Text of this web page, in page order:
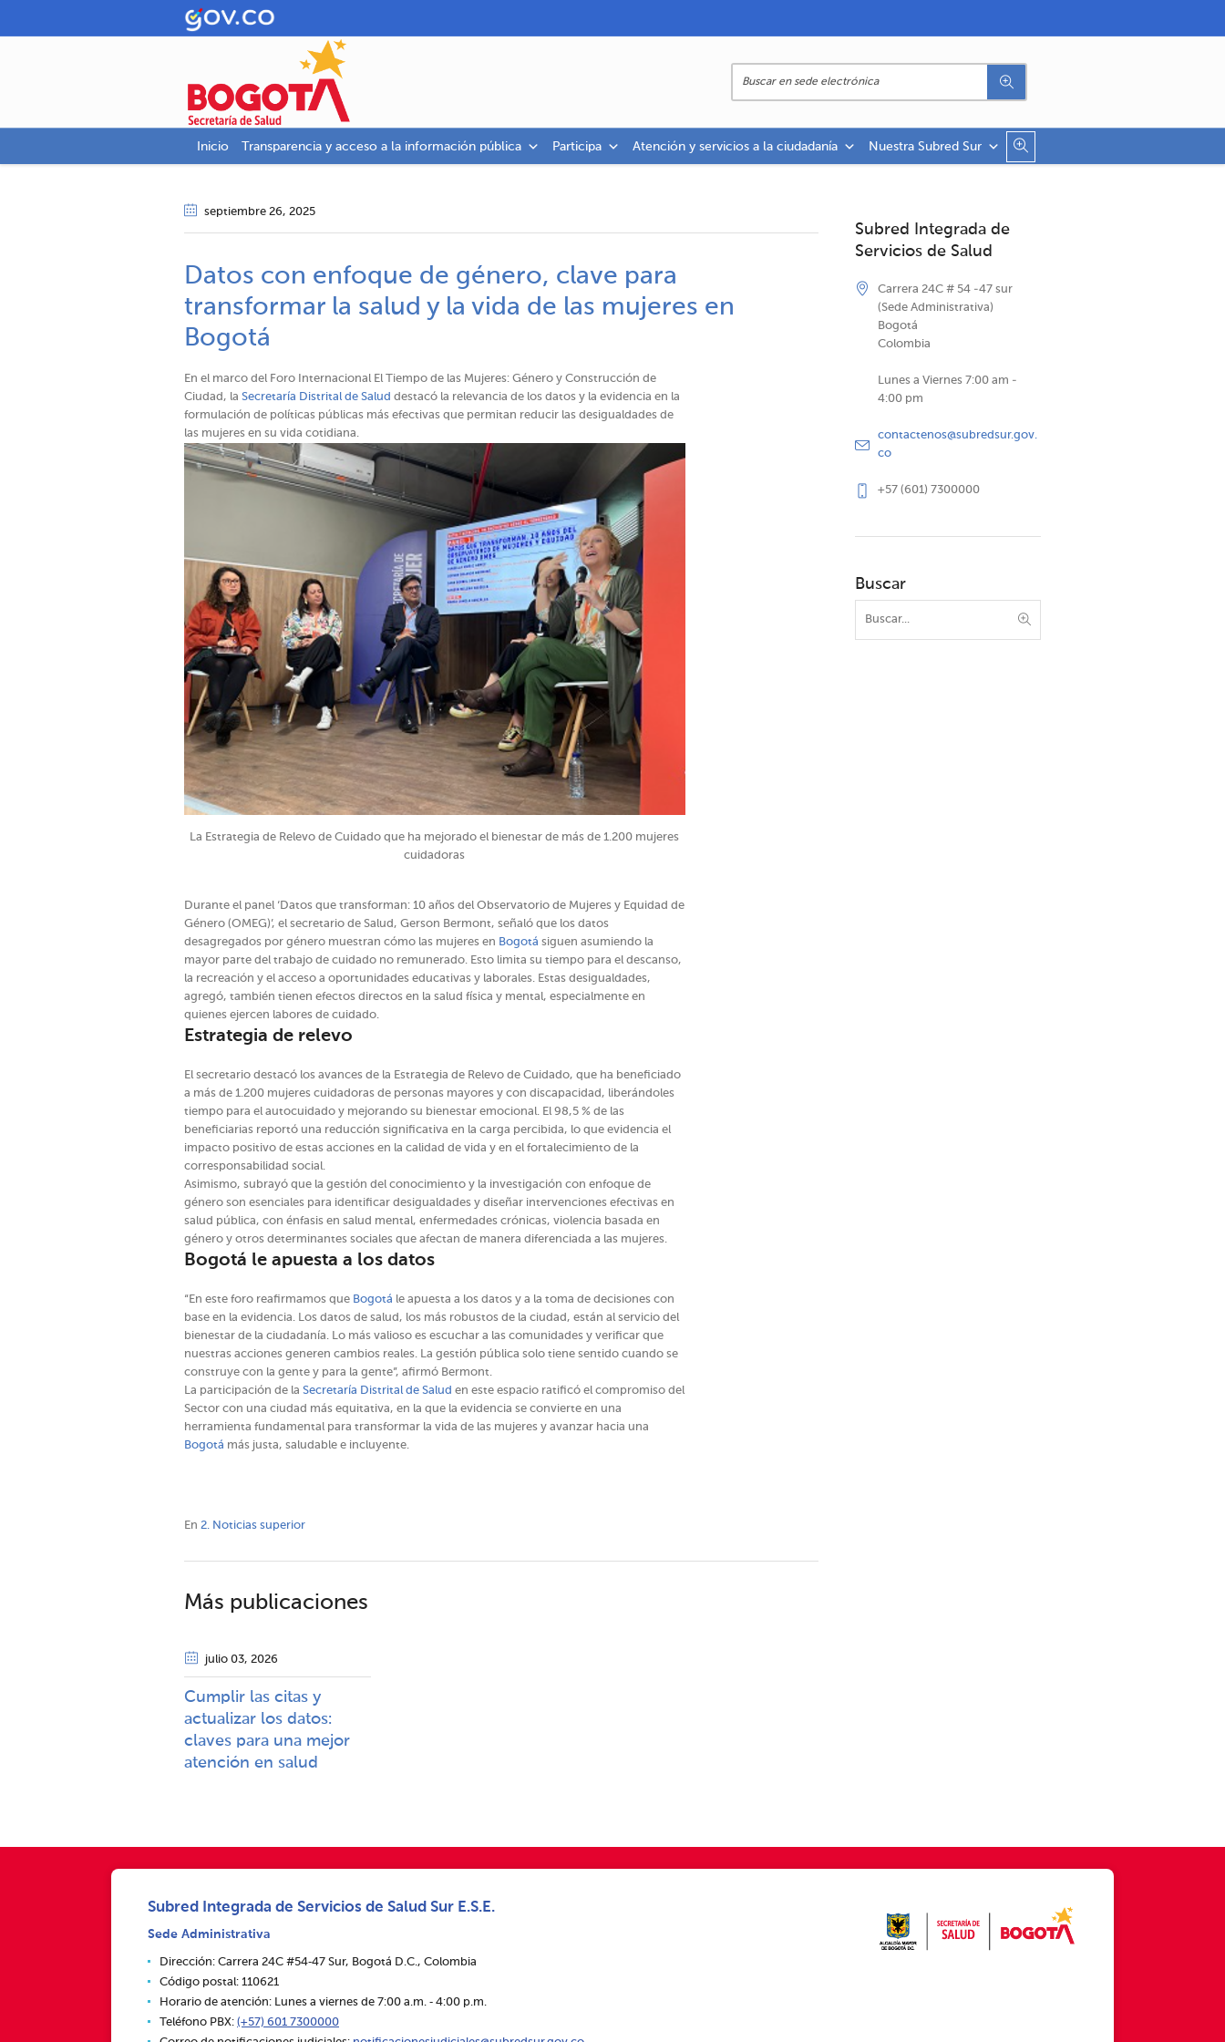
Inicio Transparencia y acceso a la información pública Participa Atención y servicios a la ciudadanía Nuestra Subred Sur
septiembre 26, 2025
Datos con enfoque de género, clave para
transformar la salud y la vida de las mujeres en
Bogotá​​
En el marco del Foro Internacional El Tiempo de las Mujeres: Género y Construcción de
Ciudad, la Secretaría Distrital de Salud destacó la relevancia de los datos y la evidencia en la
formulación de políticas públicas más efectivas que permitan reducir las desigualdades de
las mujeres en su vida cotidiana.
La Estrategia de Relevo de Cuidado que ha mejorado el bienestar de más de 1.200 mujeres
cuidadoras
Durante el panel ‘Datos que transforman: 10 años del Observatorio de Mujeres y Equidad de
Género (OMEG)’, el secretario de Salud, Gerson Bermont, señaló que los datos
desagregados por género muestran cómo las mujeres en Bogotá siguen asumiendo la
mayor parte del trabajo de cuidado no remunerado. Esto limita su tiempo para el descanso,
la recreación y el acceso a oportunidades educativas y laborales. Estas desigualdades,
agregó, también tienen efectos directos en la salud física y mental, especialmente en
quienes ejercen labores de cuidado.
Estrategia de relevo
El secretario destacó los avances de la Estrategia de Relevo de Cuidado, que ha beneficiado
a más de 1.200 mujeres cuidadoras de personas mayores y con discapacidad, liberándoles
tiempo para el autocuidado y mejorando su bienestar emocional. El 98,5 % de las
beneficiarias reportó una reducción significativa en la carga percibida, lo que evidencia el
impacto positivo de estas acciones en la calidad de vida y en el fortalecimiento de la
corresponsabilidad social.
Asimismo, subrayó que la gestión del conocimiento y la investigación con enfoque de
género son esenciales para identificar desigualdades y diseñar intervenciones efectivas en
salud pública, con énfasis en salud mental, enfermedades crónicas, violencia basada en
género y otros determinantes sociales que afectan de manera diferenciada a las mujeres.
Bogotá le apuesta a los datos
“En este foro reafirmamos que Bogotá le apuesta a los datos y a la toma de decisiones con
base en la evidencia. Los datos de salud, los más robustos de la ciudad, están al servicio del
bienestar de la ciudadanía. Lo más valioso es escuchar a las comunidades y verificar que
nuestras acciones generen cambios reales. La gestión pública solo tiene sentido cuando se
construye con la gente y para la gente”, afirmó Bermont.
La participación de la Secretaría Distrital de Salud en este espacio ratificó el compromiso del
Sector con una ciudad más equitativa, en la que la evidencia se convierte en una
herramienta fundamental para transformar la vida de las mujeres y avanzar hacia una
Bogotá más justa, saludable e incluyente.
En 2. Noticias superior
Más publicaciones
julio 03, 2026
Cumplir las citas y
actualizar los datos:
claves para una mejor
atención en salud​​
Subred Integrada de
Servicios de Salud
Carrera 24C # 54 -47 sur
(Sede Administrativa)
Bogotá
Colombia
Lunes a Viernes 7:00 am -
4:00 pm
contactenos@subredsur.gov.
co
+57 (601) 7300000
Buscar
Subred Integrada de Servicios de Salud Sur E.S.E.
Sede Administrativa
Dirección: Carrera 24C #54‑47 Sur, Bogotá D.C., Colombia
Código postal: 110621
Horario de atención: Lunes a viernes de 7:00 a.m. ‑ 4:00 p.m.
Teléfono PBX: (+57) 601 7300000